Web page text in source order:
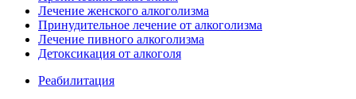
Лечение женского алкоголизма
Принудительное лечение от алкоголизма
Лечение пивного алкоголизма
Детоксикация от алкоголя
Реабилитация